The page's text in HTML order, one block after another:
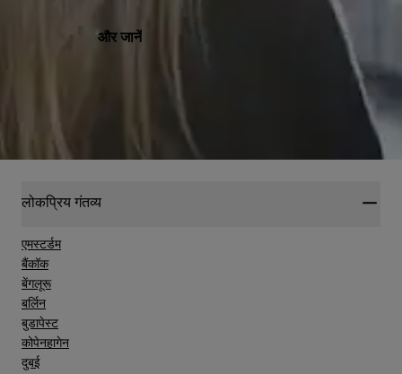
और जानें
लोकप्रिय गंतव्य
एमस्टर्डम
बैंकॉक
बेंगलूरू
बर्लिन
बुडापेस्ट
कोपेनहागेन
दुबई